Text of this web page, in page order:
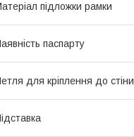
підложки рамки
паспарту
для кріплення до стіни